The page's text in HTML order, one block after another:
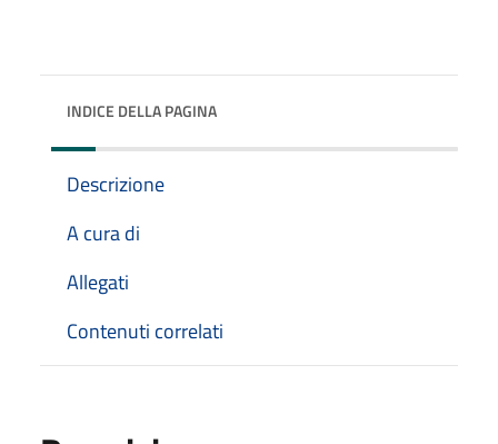
INDICE DELLA PAGINA
Descrizione
A cura di
Allegati
Contenuti correlati